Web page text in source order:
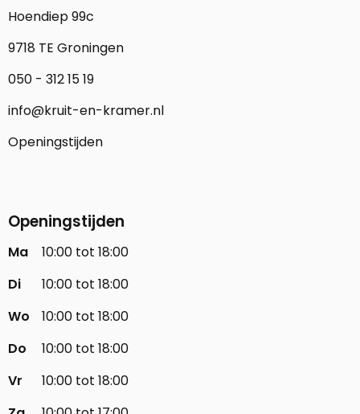
Hoendiep 99c
9718 TE Groningen
050 - 312 15 19
info@kruit-en-kramer.nl
Openingstijden
Openingstijden
Ma
10:00 tot 18:00
Di
10:00 tot 18:00
Wo
10:00 tot 18:00
Do
10:00 tot 18:00
Vr
10:00 tot 18:00